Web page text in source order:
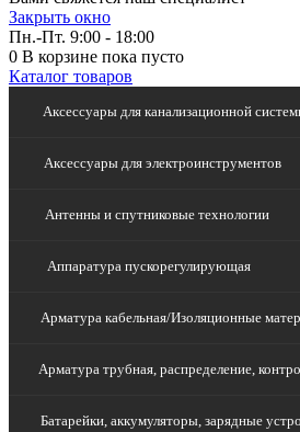
Закрыть окно
Пн.-Пт. 9:00 - 18:00
0 В корзине пока пусто
Каталог товаров
Аксессуары для канализационной
Аксессуары для электроинструментов
Антенны и спутниковые технологии
Аппаратура пускорегулирующая
Арматура кабельная/Изоляционные
Арматура трубная, распределение,
Батарейки, аккумуляторы, зарядные